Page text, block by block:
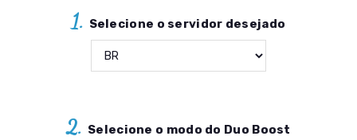
1. Selecione o servidor desejado
2. Selecione o modo do Duo Boost